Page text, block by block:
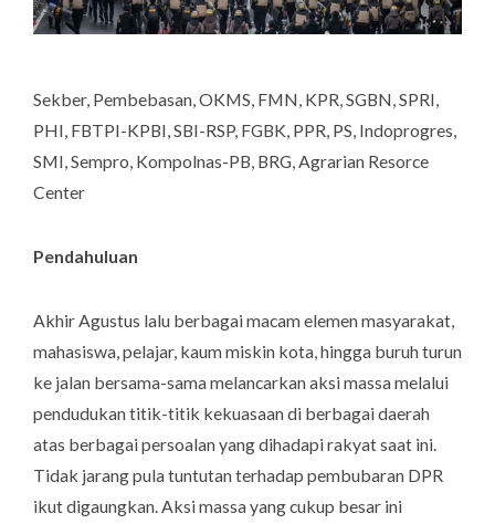
Sekber, Pembebasan, OKMS, FMN, KPR, SGBN, SPRI,
PHI, FBTPI-KPBI, SBI-RSP, FGBK, PPR, PS, Indoprogres,
SMI, Sempro, Kompolnas-PB, BRG Agrarian Resorce
Center
Pendahuluan
Akhir Agustus lalu berbagai macam elemen masyarakat,
mahasiswa, pelajar, kaum miskin kota, hingga buruh turun
ke jalan bersama-sama melancarkan aksi massa melalui
pendudukan titik-titik kekuasaan di berbagai daerah
atas berbagai persoalan yang dihadapi rakyat saat ini.
Tidak jarang pula tuntutan terhadap pembubaran DPR
ikut digaungkan. Aksi massa yang cukup besar ini